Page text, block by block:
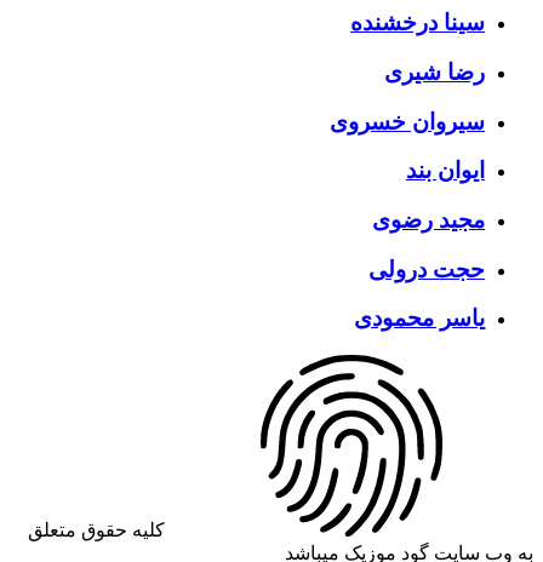
سینا درخشنده
رضا شیری
سیروان خسروی
ایوان بند
مجید رضوی
حجت درولی
یاسر محمودی
کلیه حقوق متعلق
به وب سایت گود موزیک میباشد